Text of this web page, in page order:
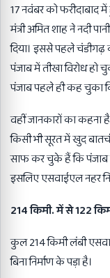
17 नवंबर को फरीदाबाद
मंत्री अमित शाह ने नदी
दिया। इससे पहले चंडीगढ़
पंजाब में तीखा विरोध
पंजाब पहले ही कह चुका
वहीं जानकारों का कहना
किसी भी सूरत में खुद
साफ कर चुके हैं कि पंजाब
इसलिए एसवाईएल नहर
214 किमी. में से 122
कुल 214 किमी लंबी
बिना निर्माण के पड़ा है।